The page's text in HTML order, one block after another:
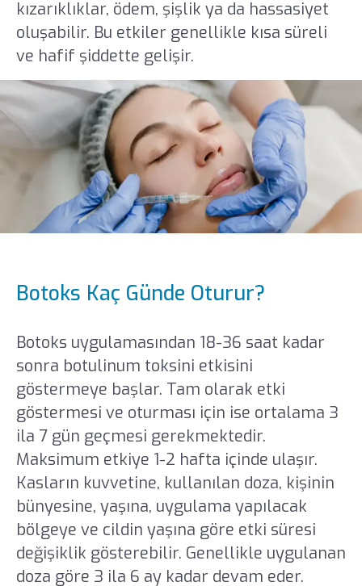
kızarıklıklar, ödem, şişlik ya da hassasiyet
oluşabilir. Bu etkiler genellikle kısa süreli
ve hafif şiddette gelişir.
Botoks Kaç Günde Oturur?
Botoks uygulamasından 18-36 saat kadar
sonra botulinum toksini etkisini
göstermeye başlar. Tam olarak etki
göstermesi ve oturması için ise ortalama 3
ila 7 gün geçmesi gerekmektedir.
Maksimum etkiye 1-2 hafta içinde ulaşır.
Kasların kuvvetine, kullanılan doza, kişinin
bünyesine, yaşına, uygulama yapılacak
bölgeye ve cildin yaşına göre etki süresi
değişiklik gösterebilir. Genellikle uygulanan
doza göre 3 ila 6 ay kadar devam eder.